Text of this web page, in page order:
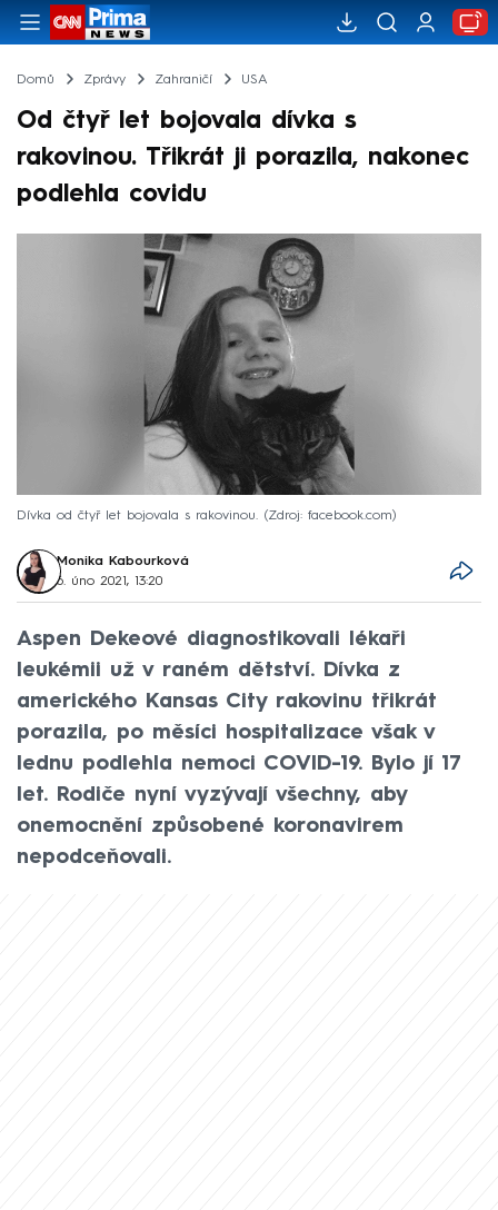
Domů Zprávy Zahraničí USA
Od čtyř let bojovala dívka s
rakovinou. Třikrát ji porazila, nakonec
podlehla covidu
Dívka od čtyř let bojovala s rakovinou. Zdroj: facebook.com
Monika Kabourková
6. úno 2021, 13:20
Aspen Dekeové diagnostikovali lékaři
leukémii už v raném dětství. Dívka z
amerického Kansas City rakovinu třikrát
porazila, po měsíci hospitalizace však v
lednu podlehla nemoci COVID-19. Bylo jí 17
let. Rodiče nyní vyzývají všechny, aby
onemocnění způsobené koronavirem
nepodceňovali.